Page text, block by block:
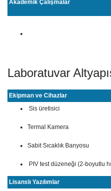
Akademik Çalışmalar
Laboratuvar
Ekipman ve Cihazlar
Sis üretisici
Termal Kamera
Sabit Sıcaklık Banyosu
PIV test düzeneği (2-boyutlu
Lisanslı Yazılımlar